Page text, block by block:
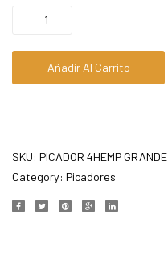
Añadir Al Carrito
SKU: PICADOR 4HEMP GRANDE
Category: Picadores